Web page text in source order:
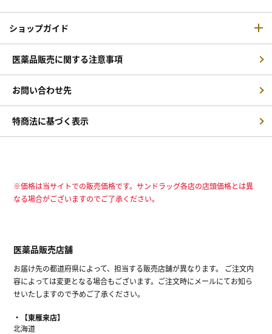
ショップガイド
医薬品販売に関する注意事項
お問い合わせ先
特商法に基づく表示
※価格は当サイトでの販売価格です。サンドラッグ各店の店頭価格とは異
なる場合がございますのでご了承ください。
医薬品販売店舗
お届け先の都道府県によって、担当する販売店舗が異なります。 ご注文内
容によっては変更となる場合もございます。ご注文時にメールにてお知ら
せいたしますので予めご了承ください。
【東雁来店】
北海道